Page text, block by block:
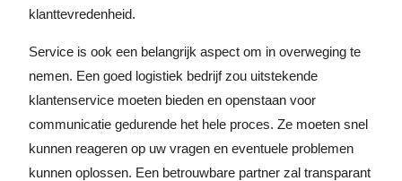
klanttevredenheid.
Service is ook een belangrijk aspect om in overweging te
nemen. Een goed logistiek bedrijf zou uitstekende
klantenservice moeten bieden en openstaan voor
communicatie gedurende het hele proces. Ze moeten snel
kunnen reageren op uw vragen en eventuele problemen
kunnen oplossen. Een betrouwbare partner zal transparant